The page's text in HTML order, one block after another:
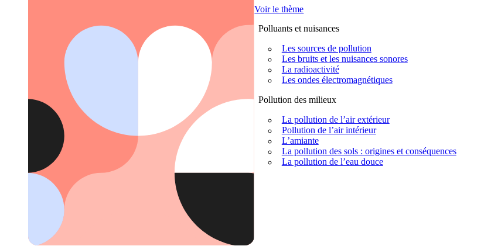
Voir le thème
Polluants et nuisances
Les sources de pollution
Les bruits et les nuisances sonores
La radioactivité
Les ondes électromagnétiques
Pollution des milieux
La pollution de l’air extérieur
Pollution de l’air intérieur
L’amiante
La pollution des sols : origines et conséquences
La pollution de l’eau douce